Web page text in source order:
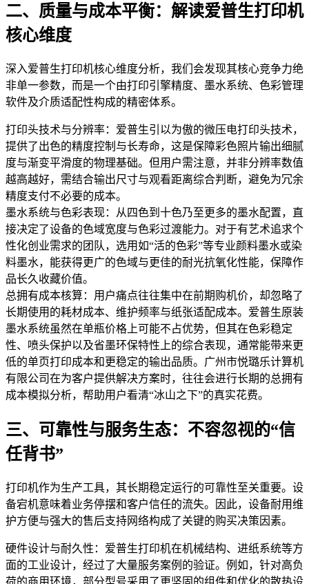
二、质量与成本平衡：解读爱普生打印机
核心维度
深入爱普生打印机核心维度分析，我们会发现其核心竞争力绝
非单一参数，而是一个由打印引擎精度、墨水系统、色彩管理
软件及介质适配性构成的精密体系。
打印头技术与分辨率：爱普生引以为傲的微压电打印头技术，
提供了出色的精度控制与长寿命，这是保障彩色照片输出细腻
度与渐变平滑度的物理基础。但用户需注意，并非分辨率数值
越高越好，需结合输出尺寸与观看距离综合判断，避免为冗余
精度支付不必要的成本。
墨水系统与色彩表现：从四色到十色乃至更多的墨水配置，直
接决定了设备的色域宽度与色彩过渡能力。对于有艺术追求个
性化创业需求的团队，选用如“活的色彩”等专业颜料墨水或染
料墨水，能获得更广的色域与更佳的耐光抗氧化性能，保障作
品长久收藏价值。
总拥有成本核算：用户痛点往往集中在前期购机价，却忽略了
长期使用的耗材成本、维护频率与纸张适配成本。爱普生原装
墨水系统虽然在单瓶价格上可能不占优势，但其在色彩稳定
性、喷头保护以及省墨环保特性上的综合表现，通常能带来更
低的单页打印成本和更稳定的输出品质。广州市悦璐乐计算机
有限公司在为客户提供解决方案时，往往会进行长期的总拥有
成本模拟分析，帮助用户看清“冰山之下”的真实花费。
三、可靠性与服务生态：不容忽视的“信
任背书”
打印机作为生产工具，其长期稳定运行的可靠性至关重要。设
备宕机意味着业务停摆和客户信任的流失。因此，设备耐用维
护方便与强大的售后支持网络构成了关键的购买决策因素。
硬件设计与耐久性：爱普生打印机在机械结构、进纸系统等方
面的工业设计，经过了大量服务案例的验证。例如，针对高负